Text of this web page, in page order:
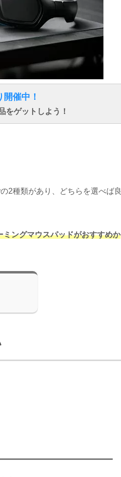
催中！
をゲットしよう！
2種類があり、どちらを選べば良
ングマウスパッドがおすすめか